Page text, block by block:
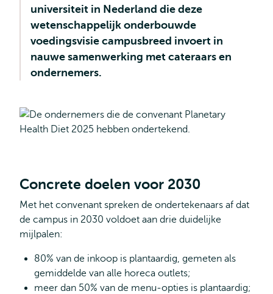
universiteit in Nederland die deze
wetenschappelijk onderbouwde
voedingsvisie campusbreed invoert in
nauwe samenwerking met cateraars en
ondernemers.
Concrete doelen voor 2030
Met het convenant spreken de ondertekenaars af dat
de campus in 2030 voldoet aan drie duidelijke
mijlpalen:
80% van de inkoop is plantaardig, gemeten als
gemiddelde van alle horeca outlets;
meer dan 50% van de menu-opties is plantaardig;